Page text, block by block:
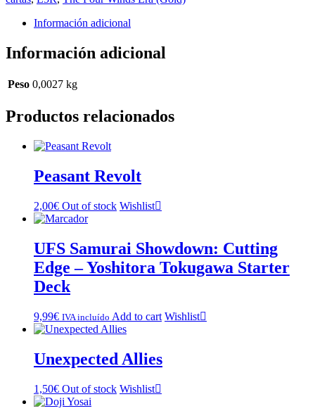
Información adicional
Información adicional
Peso 0,0027 kg
Productos relacionados
Peasant Revolt
2,00€ Out of stock Wishlist
UFS Samurai Showdown: Cutting
Edge – Yoshitora Tokugawa Starter
Deck
9,99€ IVA incluído Add to cart Wishlist
Unexpected Allies
1,50€ Out of stock Wishlist